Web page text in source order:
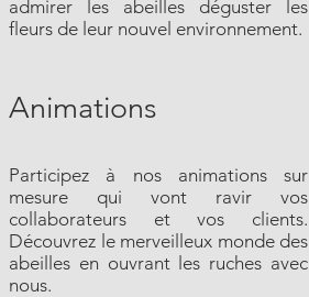
admirer les abeilles déguster les
fleurs de leur nouvel environnement.
Animations
Participez à nos animations sur
mesure qui vont ravir vos
collaborateurs et vos clients.
Découvrez le merveilleux monde des
abeilles en ouvrant les ruches avec
nous.